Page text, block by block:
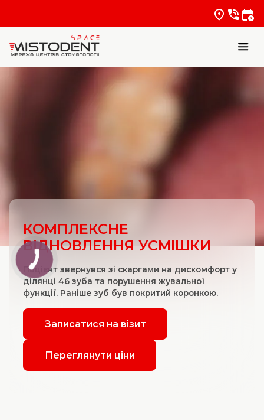
КОМПЛЕКСНЕ
ВІДНОВЛЕННЯ УСМІШКИ
Пацієнт звернувся зі скаргами на дискомфорт у
ділянці 46 зуба та порушення жувальної
функції. Раніше зуб був покритий коронкою.
Записатися на візит
Переглянути ціни